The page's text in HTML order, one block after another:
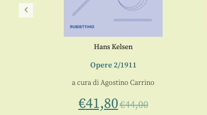
Hans Kelsen
Opere 2/1911
a cura diAgostino Carrino
€41,80€44,00